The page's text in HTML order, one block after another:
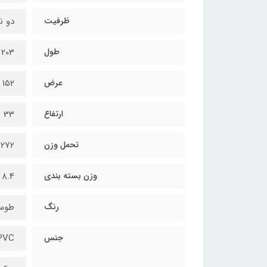
ظرفیت دو
طول 203 سانتی‌متر
عرض 152 سانتی‌متر
ارتفاع 33 سانتی‌متر
تحمل وزن 272 کیلوگرم
وزن بسته بندی 8.4 کیلوگرم
رنگ
جنس